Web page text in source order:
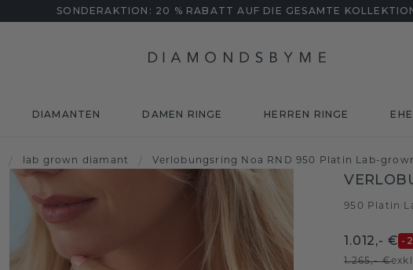
SONDERAKTION: 20 % RABATT AUF DIE GESAMTE
DIAMANTEN DAMEN RINGE HERREN RINGE
/ lab grown diamant / Verlobungsring Noa RND 950 Platin Lab-
950 Platin
1.012,- € -
1.265,- €